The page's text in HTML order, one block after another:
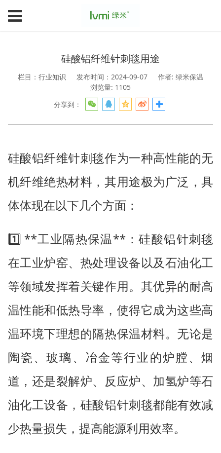
硅酸铝纤维针刺毯用途
栏目：行业知识 发布时间：2024-09-07
作者: 绿米保温
浏览量: 1105
分享到：
硅酸铝纤维针刺毯作为一种高性能的无
机纤维绝热材料，其用途极为广泛，具
体体现在以下几个方面：
1️⃣ **工业隔热保温**：硅酸铝针刺毯
在工业炉窑、热处理设备以及石油化工
等领域发挥着关键作用。其优异的耐高
温性能和低热导率，使得它成为这些高
温环境下理想的隔热保温材料。无论是
陶瓷、玻璃、冶金等行业的炉膛、烟
道，还是裂解炉、反应炉、加氢炉等石
油化工设备，硅酸铝针刺毯都能有效减
少热量损失，提高能源利用效率。